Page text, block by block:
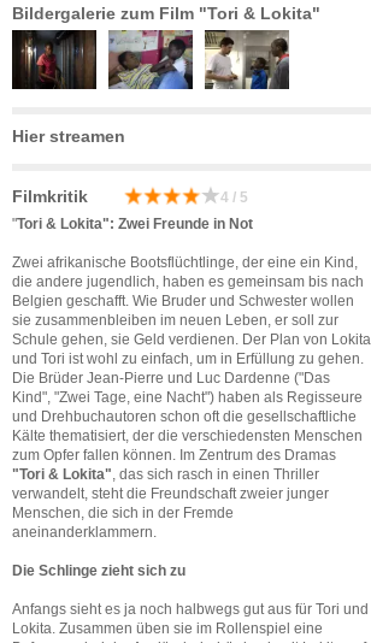
Bildergalerie zum Film "Tori & Lokita"
Hier streamen
Filmkritik 4 / 5
"Tori & Lokita": Zwei Freunde in Not
Zwei afrikanische Bootsflüchtlinge, der eine ein Kind,
die andere jugendlich, haben es gemeinsam bis nach
Belgien geschafft. Wie Bruder und Schwester wollen
sie zusammenbleiben im neuen Leben, er soll zur
Schule gehen, sie Geld verdienen. Der Plan von Lokita
und Tori ist wohl zu einfach, um in Erfüllung zu gehen.
Die Brüder Jean-Pierre und Luc Dardenne ("Das
Kind", "Zwei Tage, eine Nacht") haben als Regisseure
und Drehbuchautoren schon oft die gesellschaftliche
Kälte thematisiert, der die verschiedensten Menschen
zum Opfer fallen können. Im Zentrum des Dramas
"Tori & Lokita" , das sich rasch in einen Thriller
verwandelt, steht die Freundschaft zweier junger
Menschen, die sich in der Fremde
aneinanderklammern.
Die Schlinge zieht sich zu
Anfangs sieht es ja noch halbwegs gut aus für Tori und
Lokita. Zusammen üben sie im Rollenspiel eine